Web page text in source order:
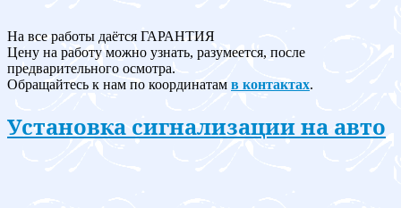
На все работы даётся ГАРАНТИЯ
Цену на работу можно узнать, разумеется, после
предварительного осмотра.
Обращайтесь к нам по координатам в контактах.
Установка сигнализации на авто